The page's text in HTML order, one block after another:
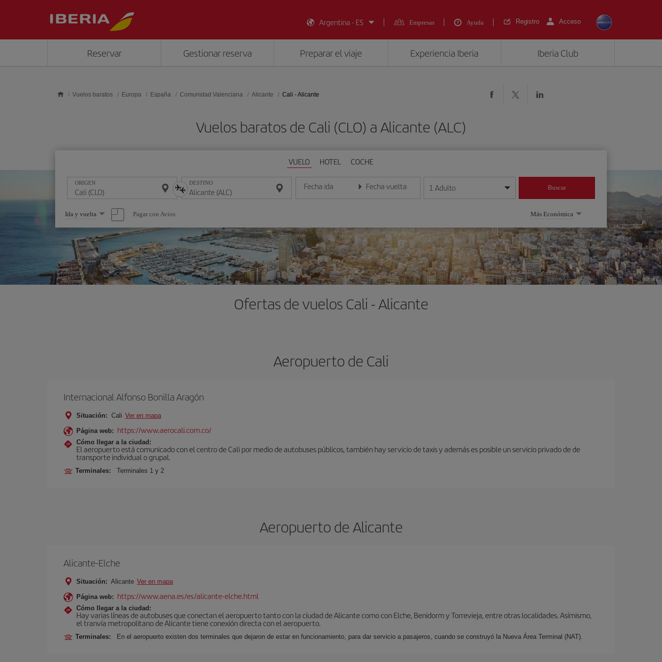
Argentina - ES
Empresas Ayuda Registro Acceso
Reservar Gestionar reserva Preparar el viaje Experiencia Iberia Iberia Club
Vuelos baratos Europa España Comunidad Valenciana Alicante Cali - Alicante
Vuelos baratos de Cali (CLO) a Alicante (ALC)
VUELO HOTEL COCHE
ORIGEN DESTINO Fecha ida
Introduce la fecha en formato día/mes/año
Fecha vuelta
Introduce la fecha en formato día/mes/año
1 Adulto Buscar
Seleccione
una
opción
Ida y vuelta Pagar con Avios Más Económica
Ofertas de vuelos Cali - Alicante
Aeropuerto de Cali
Internacional Alfonso Bonilla Aragón
Situación: Cali Ver en mapa
Página web: https://www.aerocali.com.co/
Cómo llegar a la ciudad:
El aeropuerto está comunicado con el centro de Cali por medio de autobuses públicos, también hay servicio de taxis y además es posible un servicio privado de de
transporte individual o grupal.
Terminales: Terminales 1 y 2
Aeropuerto de Alicante
Alicante-Elche
Situación: Alicante Ver en mapa
Página web: https://www.aena.es/es/alicante-elche.html
Cómo llegar a la ciudad:
Hay varias líneas de autobuses que conectan el aeropuerto tanto con la ciudad de Alicante como con Elche, Benidorm y Torrevieja, entre otras localidades. Asímismo,
el tranvía metropolitano de Alicante tiene conexión directa con el aeropuerto.
Terminales: En el aeropuerto existen dos terminales que dejaron de estar en funcionamiento, para dar servicio a pasajeros, cuando se construyó la Nueva Área Terminal (NAT).